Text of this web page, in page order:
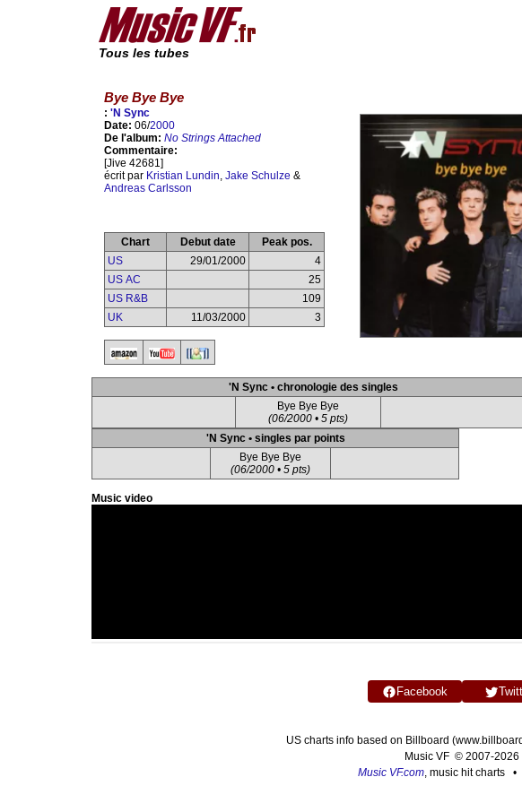
Tous les tubes
Bye Bye Bye
: 'N Sync
Date: 06/2000
De l'album: No Strings Attached
Commentaire:
[Jive 42681]
écrit par Kristian Lundin, Jake Schulze &
Andreas Carlsson
Chart Debut date
Peak pos.
US
29/01/2000
4
US AC
25
US R&B
109
UK
11/03/2000 3
'N Sync • chronologie des singles
Bye Bye Bye
(06/2000 • 5 pts)
'N Sync • singles par points
Bye Bye Bye
(06/2000 • 5 pts)
Music video
Facebook
US charts info based on Billboard
Music VF © 2007-2026
Music VF.com, music hit charts •